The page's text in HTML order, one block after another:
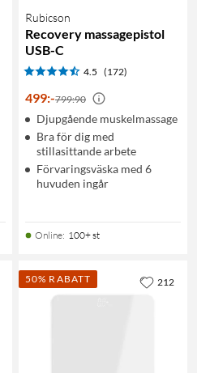
Rubicson
Recovery massagepistol
USB-C
4.5 (172)
499:-799:90
Djupgående muskelmassage
Bra för dig med
stillasittande arbete
Förvaringsväska med 6
huvuden ingår
Online: 100+ st
50% RABATT 212